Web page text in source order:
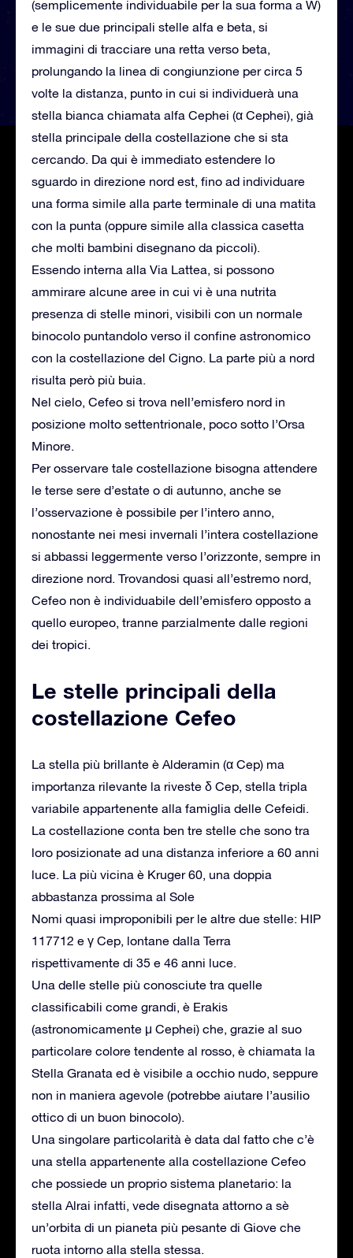
(semplicemente individuabile per la sua forma a W)
e le sue due principali stelle alfa e beta, si
immagini di tracciare una retta verso beta,
prolungando la linea di congiunzione per circa 5
volte la distanza, punto in cui si individuerà una
stella bianca chiamata alfa Cephei (α Cephei), già
stella principale della costellazione che si sta
cercando. Da qui è immediato estendere lo
sguardo in direzione nord est, fino ad individuare
una forma simile alla parte terminale di una matita
con la punta (oppure simile alla classica casetta
che molti bambini disegnano da piccoli).
Essendo interna alla Via Lattea, si possono
ammirare alcune aree in cui vi è una nutrita
presenza di stelle minori, visibili con un normale
binocolo puntandolo verso il confine astronomico
con la costellazione del Cigno. La parte più a nord
risulta però più buia.
Nel cielo, Cefeo si trova nell’emisfero nord in
posizione molto settentrionale, poco sotto l’Orsa
Minore.
Per osservare tale costellazione bisogna attendere
le terse sere d’estate o di autunno, anche se
l’osservazione è possibile per l’intero anno,
nonostante nei mesi invernali l’intera costellazione
si abbassi leggermente verso l’orizzonte, sempre in
direzione nord. Trovandosi quasi all’estremo nord,
Cefeo non è individuabile dell’emisfero opposto a
quello europeo, tranne parzialmente dalle regioni
dei tropici.
Le stelle principali della
costellazione Cefeo
La stella più brillante è Alderamin (α Cep) ma
importanza rilevante la riveste δ Cep, stella tripla
variabile appartenente alla famiglia delle Cefeidi.
La costellazione conta ben tre stelle che sono tra
loro posizionate ad una distanza inferiore a 60 anni
luce. La più vicina è Kruger 60, una doppia
abbastanza prossima al Sole
Nomi quasi improponibili per le altre due stelle: HIP
117712 e γ Cep, lontane dalla Terra
rispettivamente di 35 e 46 anni luce.
Una delle stelle più conosciute tra quelle
classificabili come grandi, è Erakis
(astronomicamente μ Cephei) che, grazie al suo
particolare colore tendente al rosso, è chiamata la
Stella Granata ed è visibile a occhio nudo, seppure
non in maniera agevole (potrebbe aiutare l’ausilio
ottico di un buon binocolo).
Una singolare particolarità è data dal fatto che c’è
una stella appartenente alla costellazione Cefeo
che possiede un proprio sistema planetario: la
stella Alrai infatti, vede disegnata attorno a sè
un’orbita di un pianeta più pesante di Giove che
ruota intorno alla stella stessa.